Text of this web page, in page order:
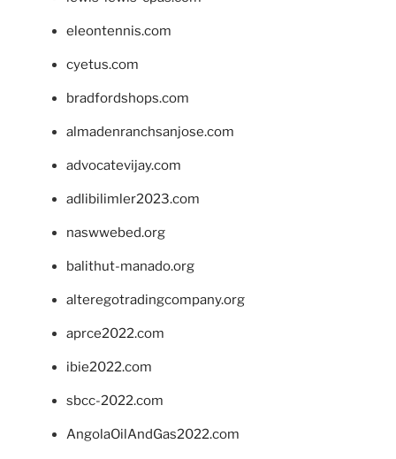
eleontennis.com
cyetus.com
bradfordshops.com
almadenranchsanjose.com
advocatevijay.com
adlibilimler2023.com
naswwebed.org
balithut-manado.org
alteregotradingcompany.org
aprce2022.com
ibie2022.com
sbcc-2022.com
AngolaOilAndGas2022.com